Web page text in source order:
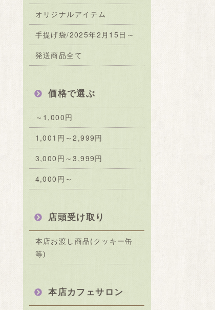
オリジナルアイテム
手提げ袋/2025年2月15日～
発送商品全て
価格で選ぶ
～1,000円
1,001円～2,999円
3,000円～3,999円
4,000円～
店頭受け取り
本店お渡し商品(クッキー缶
等)
本店カフェサロン